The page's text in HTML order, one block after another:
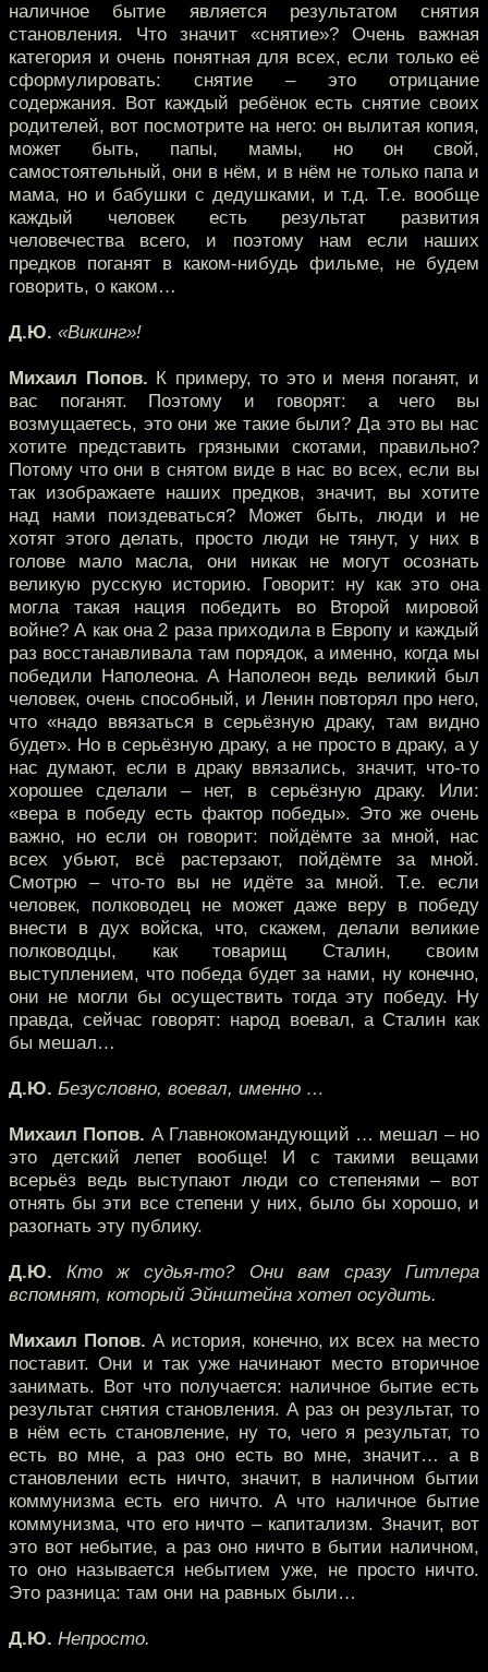
наличное бытие является результатом снятия
становления. Что значит «снятие»? Очень важная
категория и очень понятная для всех, если только её
сформулировать: снятие – это отрицание
содержания. Вот каждый ребёнок есть снятие своих
родителей, вот посмотрите на него: он вылитая копия,
может быть, папы, мамы, но он свой,
самостоятельный, они в нём, и в нём не только папа и
мама, но и бабушки с дедушками, и т.д. Т.е. вообще
каждый человек есть результат развития
человечества всего, и поэтому нам если наших
предков поганят в каком-нибудь фильме, не будем
говорить, о каком…
Д.Ю. «Викинг»!
Михаил Попов. К примеру, то это и меня поганят, и
вас поганят. Поэтому и говорят: а чего вы
возмущаетесь, это они же такие были? Да это вы нас
хотите представить грязными скотами, правильно?
Потому что они в снятом виде в нас во всех, если вы
так изображаете наших предков, значит, вы хотите
над нами поиздеваться? Может быть, люди и не
хотят этого делать, просто люди не тянут, у них в
голове мало масла, они никак не могут осознать
великую русскую историю. Говорит: ну как это она
могла такая нация победить во Второй мировой
войне? А как она 2 раза приходила в Европу и каждый
раз восстанавливала там порядок, а именно, когда мы
победили Наполеона. А Наполеон ведь великий был
человек, очень способный, и Ленин повторял про него,
что «надо ввязаться в серьёзную драку, там видно
будет». Но в серьёзную драку, а не просто в драку, а у
нас думают, если в драку ввязались, значит, что-то
хорошее сделали – нет, в серьёзную драку. Или:
«вера в победу есть фактор победы». Это же очень
важно, но если он говорит: пойдёмте за мной, нас
всех убьют, всё растерзают, пойдёмте за мной.
Смотрю – что-то вы не идёте за мной. Т.е. если
человек, полководец не может даже веру в победу
внести в дух войска, что, скажем, делали великие
полководцы, как товарищ Сталин, своим
выступлением, что победа будет за нами, ну конечно,
они не могли бы осуществить тогда эту победу. Ну
правда, сейчас говорят: народ воевал, а Сталин как
бы мешал…
Д.Ю. Безусловно, воевал, именно …
Михаил Попов. А Главнокомандующий … мешал – но
это детский лепет вообще! И с такими вещами
всерьёз ведь выступают люди со степенями – вот
отнять бы эти все степени у них, было бы хорошо, и
разогнать эту публику.
Д.Ю. Кто ж судья-то? Они вам сразу Гитлера
вспомнят, который Эйнштейна хотел осудить.
Михаил Попов. А история, конечно, их всех на место
поставит. Они и так уже начинают место вторичное
занимать. Вот что получается: наличное бытие есть
результат снятия становления. А раз он результат, то
в нём есть становление, ну то, чего я результат, то
есть во мне, а раз оно есть во мне, значит… а в
становлении есть ничто, значит, в наличном бытии
коммунизма есть его ничто. А что наличное бытие
коммунизма, что его ничто – капитализм. Значит, вот
это вот небытие, а раз оно ничто в бытии наличном,
то оно называется небытием уже, не просто ничто.
Это разница: там они на равных были…
Д.Ю. Непросто.